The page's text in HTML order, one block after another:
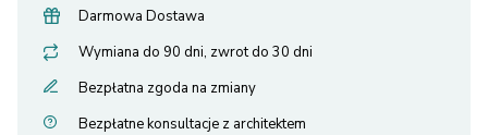
Darmowa Dostawa
Wymiana do 90 dni, zwrot do 30 dni
Bezpłatna zgoda na zmiany
Bezpłatne konsultacje z architektem